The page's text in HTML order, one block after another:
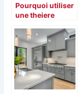
Pourquoi utiliser
une theiere